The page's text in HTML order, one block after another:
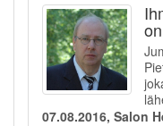
07.08.2016, Salon